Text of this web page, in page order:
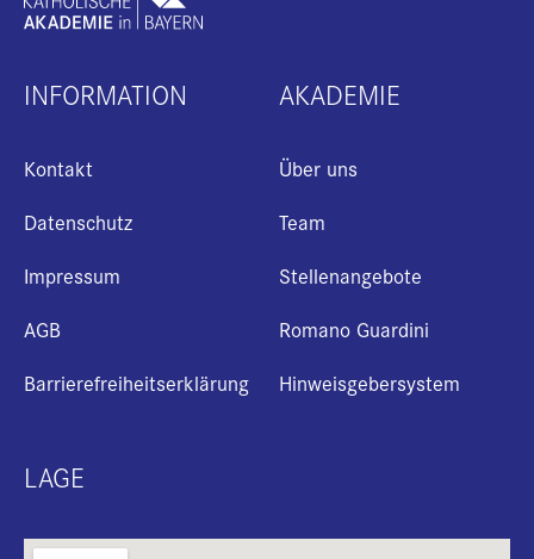
INFORMATION
Kontakt
Datenschutz
Impressum
AGB
Barrierefreiheitserklärung
AKADEMIE
Über uns
Team
Stellenangebote
Romano Guardini
Hinweisgebersystem
LAGE